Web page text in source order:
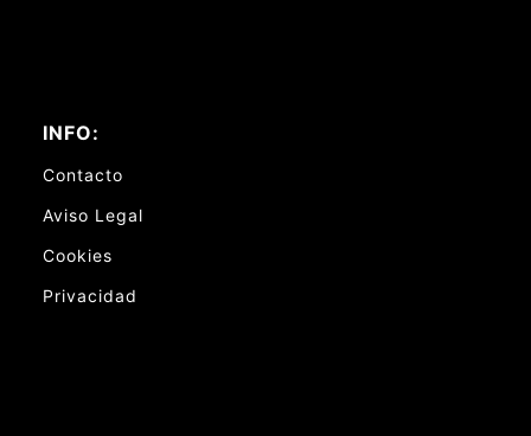
INFO:
Contacto
Aviso Legal
Cookies
Privacidad